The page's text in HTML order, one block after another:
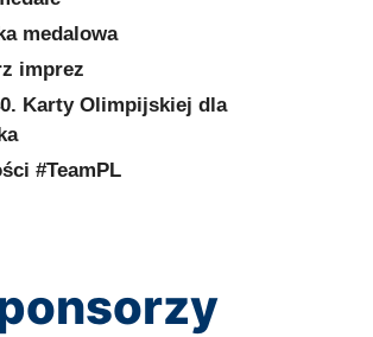
medalowa
imprez
Karty Olimpijskiej dla
#TeamPL